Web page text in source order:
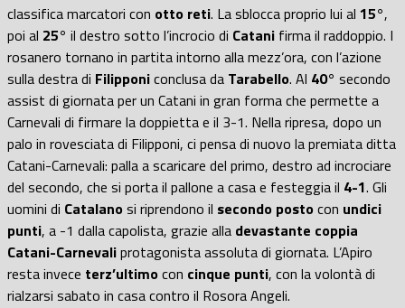
classifica marcatori con otto reti. La sblocca proprio lui al 15°,
poi al 25° il destro sotto l’incrocio di Catani firma il raddoppio. I
rosanero tornano in partita intorno alla mezz’ora, con l’azione
sulla destra di Filipponiconclusa da Tarabello. Al 40° secondo
assist di giornata per un Catani in gran forma che permette a
Carnevali di firmare la doppietta e il 3-1. Nella ripresa, dopo un
palo in rovesciata di Filipponi, ci pensa di nuovo la premiata ditta
Catani-Carnevali: palla a scaricare del primo, destro ad incrociare
del secondo, che si porta il pallone a casa e festeggia il 4-1. Gli
uomini di Catalanosi riprendono il secondo postocon undici
punti, a -1 dalla capolista, grazie alla devastante coppia
Catani-Carnevaliprotagonista assoluta di giornata. L’Apiro
resta invece terz’ultimocon cinque punti, con la volontà di
rialzarsi sabato in casa contro il Rosora Angeli.